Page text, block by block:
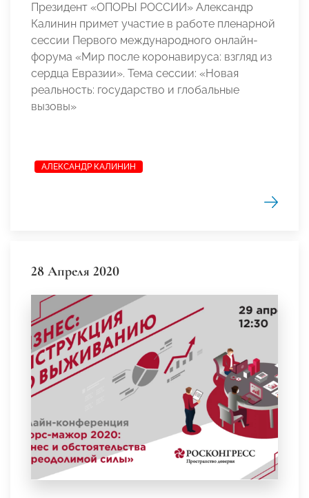
Президент «ОПОРЫ РОССИИ» Александр
Калинин примет участие в работе пленарной
сессии Первого международного онлайн-
форума «Мир после коронавируса: взгляд из
сердца Евразии». Тема сессии: «Новая
реальность: государство и глобальные
вызовы»
АЛЕКСАНДР КАЛИНИН
28 Апреля 2020